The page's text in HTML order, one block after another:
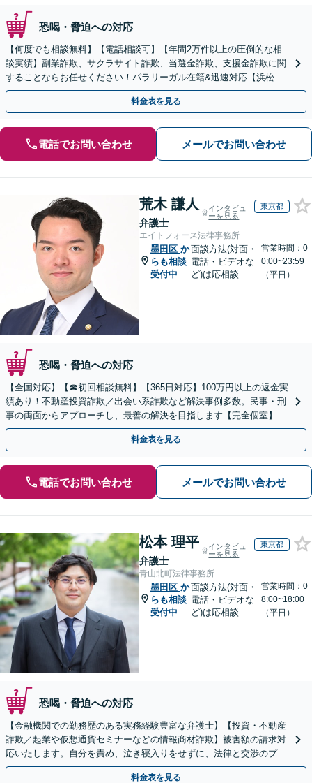
恐喝・脅迫への対応
【何度でも相談無料】【電話相談可】【年間2万件以上の圧倒的な相
談実績】副業詐欺、サクラサイト詐欺、当選金詐欺、支援金詐欺に関
することならお任せください！パラリーガル在籍&迅速対応【浜松町
駅1分】※結婚詐欺・ロマンス詐欺に関するご相談はお断り
料金表を見る
電話でお問い合わせ メールでお問い合わせ
荒木 謙人
弁護士
インタビュ
ーを見る
東京都
エイトフォース法律事務所
墨田区 か
らも相談
受付中
面談方法(対面・
電話・ビデオな
ど)は応相談
営業時間：0
0:00~23:59
（平日）
恐喝・脅迫への対応
【全国対応】【☎︎初回相談無料】【365日対応】100万円以上の返金実
績あり！不動産投資詐欺／出会い系詐欺など解決事例多数。民事・刑
事の両面からアプローチし、最善の解決を目指します【完全個室】
【代々木駅3分】
料金表を見る
電話でお問い合わせ メールでお問い合わせ
松本 理平
弁護士
インタビュ
ーを見る
東京都
青山北町法律事務所
墨田区 か
らも相談
受付中
面談方法(対面・
電話・ビデオな
ど)は応相談
営業時間：0
8:00~18:00
（平日）
恐喝・脅迫への対応
【金融機関での勤務歴のある実務経験豊富な弁護士】【投資・不動産
詐欺／起業や仮想通貨セミナーなどの情報商材詐欺】被害額の請求対
応いたします。自分を責め、泣き寝入りをせずに、法律と交渉のプロ
にまずはご相談ください。【表参道駅から徒歩3分】
料金表を見る